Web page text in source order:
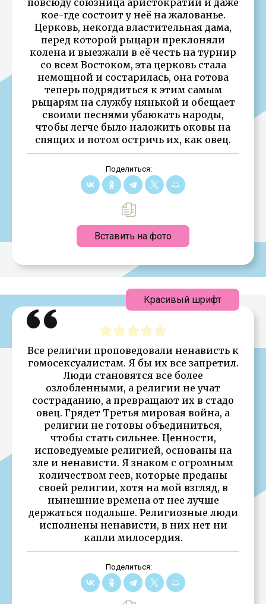
кое-где состоит у неё на жалованье.
Церковь, некогда властительная дама,
перед которой рыцари преклоняли
колена и выезжали в её честь на турнир
со всем Востоком, эта церковь стала
немощной и состарилась, она готова
теперь подрядиться к этим самым
рыцарям на службу нянькой и обещает
своими песнями убаюкать народы,
чтобы легче было наложить оковы на
спящих и потом остричь их, как овец.
Поделиться:
Вставить на фото
Все религии проповедовали ненависть к
гомосексуалистам. Я бы их все запретил.
Люди становятся все более
озлобленными, а религии не учат
состраданию, а превращают их в стадо
овец. Грядет Третья мировая война, а
религии не готовы объединиться,
чтобы стать сильнее. Ценности,
исповедуемые религией, основаны на
зле и ненависти. Я знаком с огромным
количеством геев, которые преданы
своей религии, хотя на мой взгляд, в
нынешние времена от нее лучше
держаться подальше. Религиозные люди
исполнены ненависти, в них нет ни
капли милосердия.
Поделиться:
Красивый шрифт